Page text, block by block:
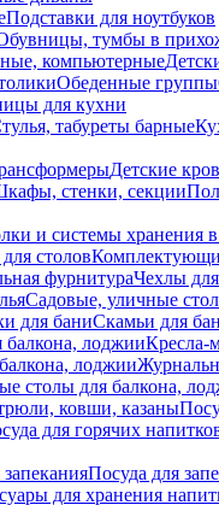
Подставки для ноутбуков
тумбы в
компьютерные
Обеденные группы
для кухни
табуреты барные
Детские
стенки, секции
и системы хранения
столов
фурнитураЧехлы
Садовые, уличные
для баниСкамьи для
лоджииКресла-
лоджии
столы для балкона,
ковши, казаны
для горячих
Посуда для
для хранения